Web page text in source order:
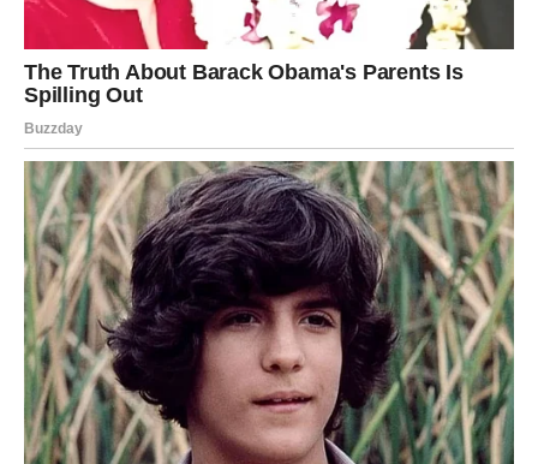
i borili u tišini. Često su stavljali druge ispred sebe, a
svoje emocije gurali u drugi plan. Međutim, univerzum je
sve vreme pratio njihov trud.
Sada dolazi trenutak kada će im život vratiti sve ono što
zaslužuju.
Pred Jarčevima je period velikih čuda. Mnogi će konačno
rešiti problem koji ih muči već dugo vremena. Biće to
olakšanje koje će im promeniti pogled na budućnost.
Na ljubavnom planu dolazi period ogromne sreće.
Partner će pokazati emocije na način koji Jarčevi nisu
očekivali, dok slobodne pripadnike ovog znaka očekuje
poznanstvo koje može prerasti u ozbiljnu i stabilnu vezu.